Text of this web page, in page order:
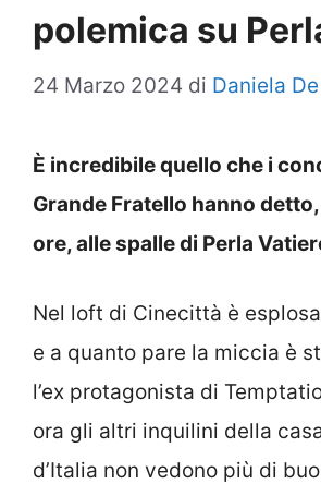
polemica su
24 Marzo 2024 di Daniela
È incredibile quello che i
Grande Fratello hanno
ore, alle spalle di Perla
Nel loft di Cinecittà è
e a quanto pare la miccia è
l’ex protagonista di
ora gli altri inquilini della
d’Italia non vedono più di